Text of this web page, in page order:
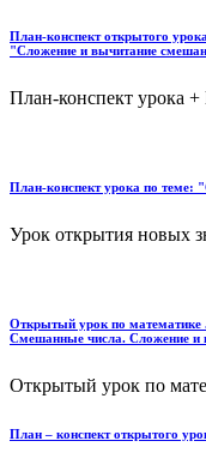
План-конспект открытого
"Сложение и вычитание
План-конспект урока +
План-конспект урока по теме:
Урок открытия новых
Открытый урок по
Смешанные числа. Сложение и
Открытый урок
План – конспект открытого